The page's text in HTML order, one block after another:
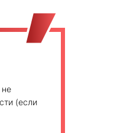
не
(если